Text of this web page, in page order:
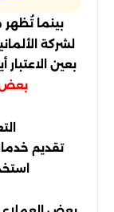
بينما تُظهر
لشركة
بعين
بعض
تقديم